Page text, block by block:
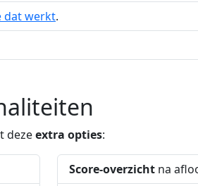
dat werkt.
dezeextra opties:
Score-overzicht na